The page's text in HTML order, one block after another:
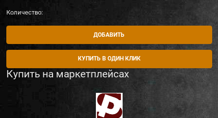
Количество:
ДОБАВИТЬ
КУПИТЬ В ОДИН КЛИК
Купить на маркетплейсах